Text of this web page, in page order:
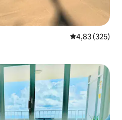
Gemiddelde
4,83 (325)